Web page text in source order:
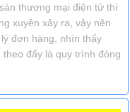
thương mại điện tử thì
xuyên xảy ra, vậy nên
đơn hàng, nhìn thấy
đấy là quy trình đóng